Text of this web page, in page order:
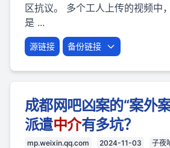
区抗议。 多个工人上传的视频中
是 ...
源链接 备份链接
成都网吧凶案的“案外案
派遣中介有多坑？
mp.weixin.qq.com 2024-11-03 子夜